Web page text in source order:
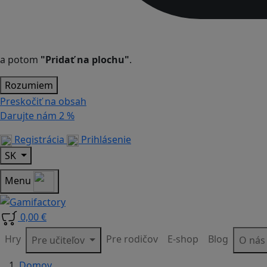
a potom "Pridať na plochu".
Rozumiem
Preskočiť na obsah
Darujte nám 2 %
Registrácia
Prihlásenie
SK
Menu
0,00 €
Hry
Pre učiteľov Pre rodičov E-shop Blog
O nás